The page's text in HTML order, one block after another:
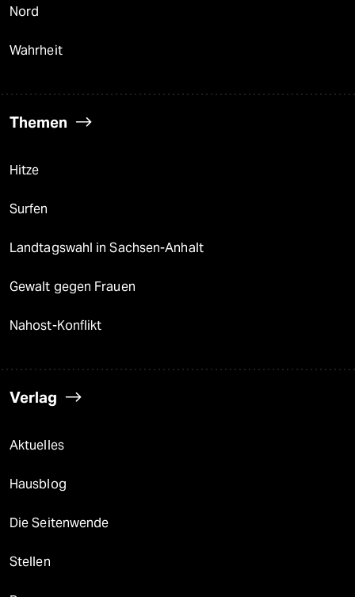
Nord
Wahrheit
Themen
Hitze
Surfen
Landtagswahl in Sachsen-Anhalt
Gewalt gegen Frauen
Nahost-Konflikt
Verlag
Aktuelles
Hausblog
Die Seitenwende
Stellen